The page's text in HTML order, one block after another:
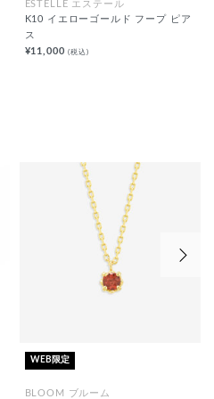
ESTELLE エステール
K10 イエローゴールド フープ ピア
ス
¥11,000(税込)
WEB限定
BLOOM ブルーム